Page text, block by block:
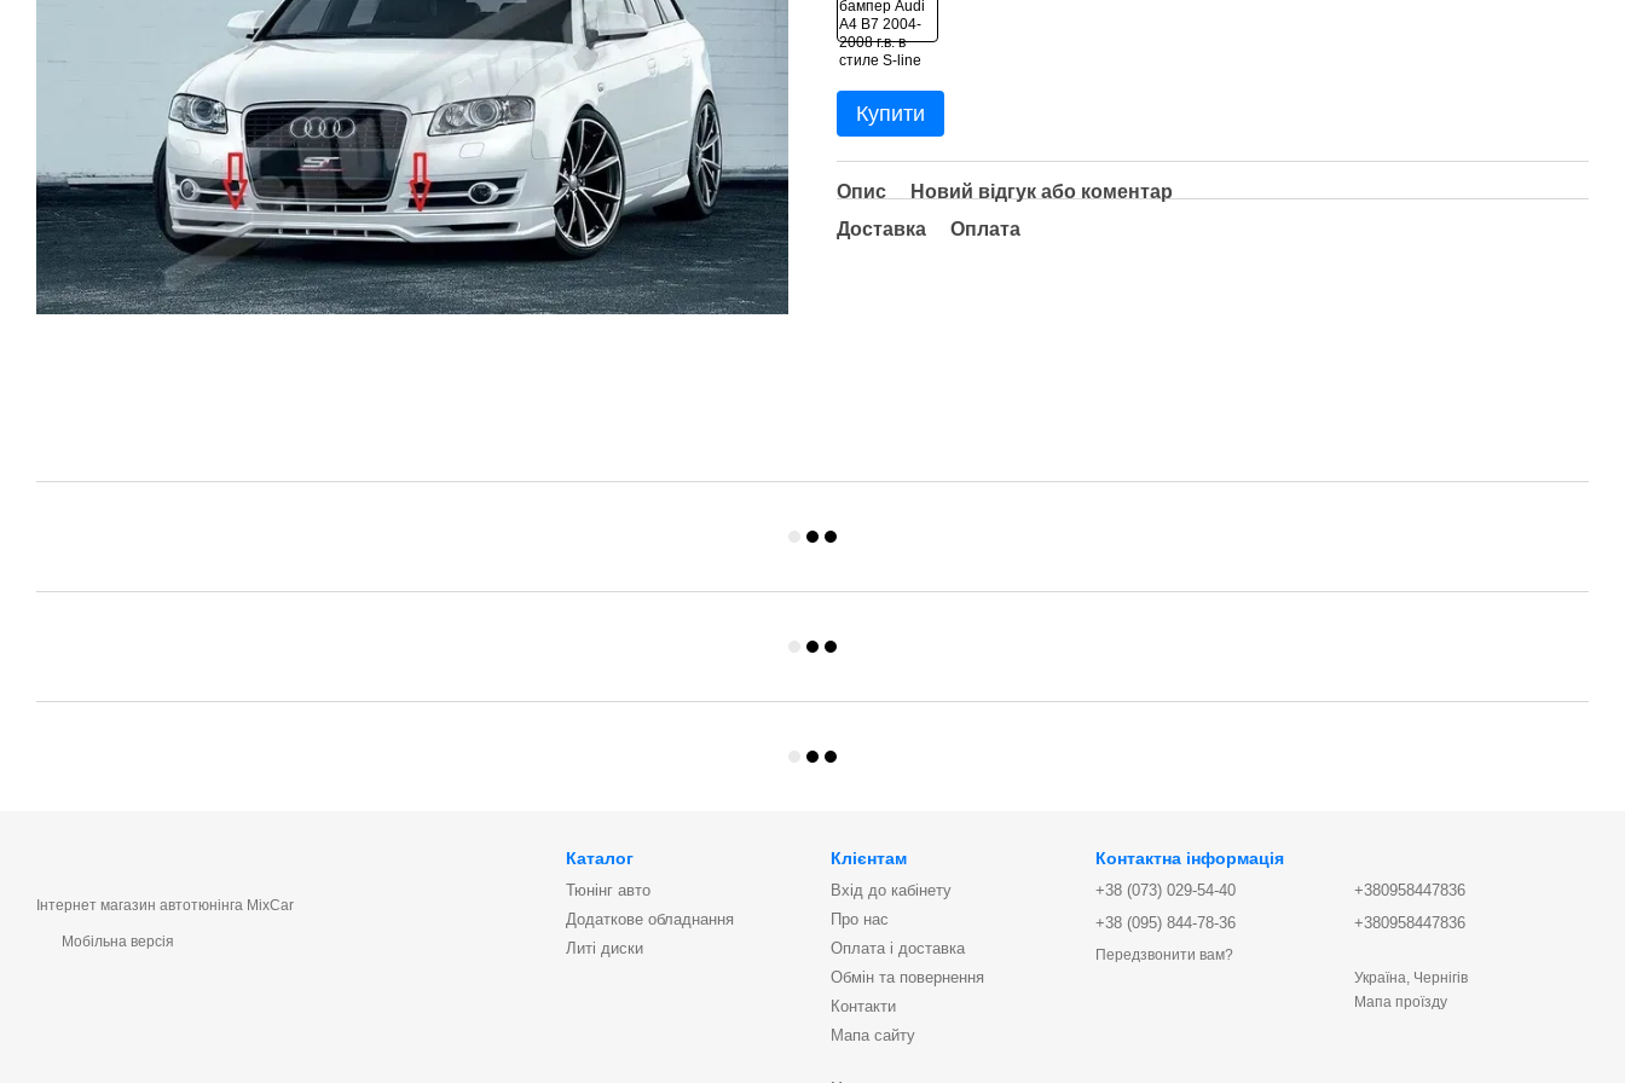
Купити
Опис
Новий відгук або коментар
Доставка
Оплата
Інтернет магазин автотюнінга MixCar
Мобільна версія
Каталог
Тюнінг авто
Додаткове обладнання
Литі диски
Клієнтам
Вхід до кабінету
Про нас
Оплата і доставка
Обмін та повернення
Контакти
Мапа сайту
Контактна інформація
+38 (073) 029-54-40
+38 (095) 844-78-36
Передзвонити вам?
+380958447836
+380958447836
Україна, Чернігів
Мапа проїзду